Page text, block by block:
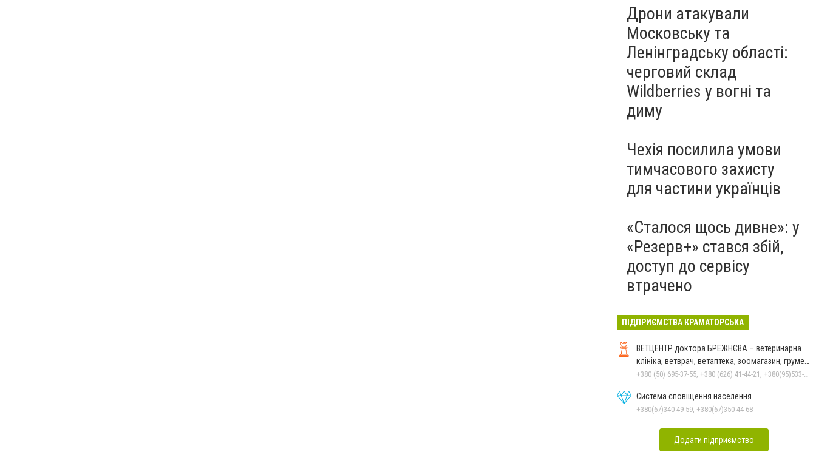
Дрони атакували
Московську та
Ленінградську області:
черговий склад
Wildberries у вогні та
диму
Чехія посилила умови
тимчасового захисту
для частини українців
«Сталося щось дивне»: у
«Резерв+» стався збій,
доступ до сервісу
втрачено
ПІДПРИЄМСТВА КРАМАТОРСЬКА
ВЕТЦЕНТР доктора БРЕЖНЄВА – ветеринарна
клініка, ветврач, ветаптека, зоомагазин, грумер,
стрижки.
+380 (50) 695-37-55, +380 (626) 41-44-21, +380(95)533-90-03
Система сповіщення населення
+380(67)340-49-59, +380(67)350-44-68
Додати підприємство